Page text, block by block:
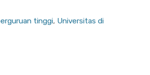
tinggi, Universitas di